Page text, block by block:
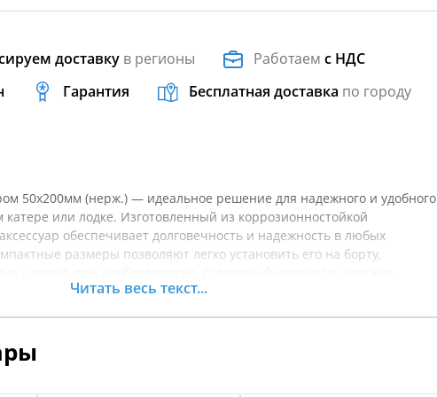
доставку в регионы Работаемс НДС
Гарантия Бесплатная доставка по городу
50х200мм (нерж.) — идеальное решение для надежного и удобного
или лодке. Изготовленный из коррозионностойкой
обеспечивает долговечность и надежность в любых
размеры позволяют легко установить его на борту,
его случайное сдвижение во время движения. Это особенно
катеров. Перед покупкой рекомендуется уточнять характеристики
Читать весь текст...